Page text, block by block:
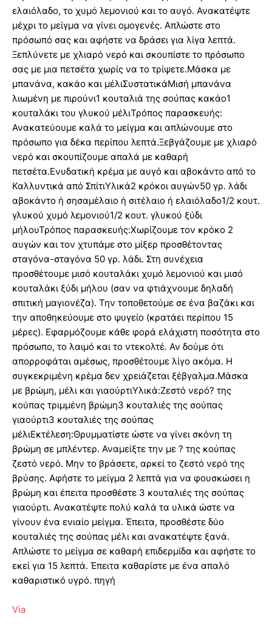
ελαιόλαδο, το χυμό λεμονιού και το αυγό. Ανακατέψτε
μέχρι το μείγμα να γίνει ομογενές. Απλώστε στο
πρόσωπό σας και αφήστε να δράσει για λίγα λεπτά.
Ξεπλύνετε με χλιαρό νερό και σκουπίστε το πρόσωπο
σας με μια πετσέτα χωρίς να το τρίψετε.Μάσκα με
μπανάνα, κακάο και μέλιΣυστατικάΜισή μπανάνα
λιωμένη με πιρούνι1 κουταλιά της σούπας κακάο1
κουταλάκι του γλυκού μέλιΤρόπος παρασκευής:
Ανακατεύουμε καλά το μείγμα και απλώνουμε στο
πρόσωπο για δέκα περίπου λεπτά.Ξεβγάζουμε με χλιαρό
νερό και σκουπίζουμε απαλά με καθαρή
πετσέτα.Ενυδατική κρέμα με αυγό και αβοκάντο από το
Καλλυντικά από ΣπίτιΥλικά2 κρόκοι αυγών50 γρ. λάδι
αβοκάντο ή σησαμέλαιο ή σιτέλαιο ή ελαιόλαδο1/2 κουτ.
γλυκού χυμό λεμονιού1/2 κουτ. γλυκού ξύδι
μήλουΤρόπος παρασκευής:Χωρίζουμε τον κρόκο 2
αυγών και τον χτυπάμε στο μίξερ προσθέτοντας
σταγόνα-σταγόνα 50 γρ. λάδι. Στη συνέχεια
προσθέτουμε μισό κουταλάκι χυμό λεμονιού και μισό
κουταλάκι ξύδι μήλου (σαν να φτιάχνουμε δηλαδή
σπιτική μαγιονέζα). Την τοποθετούμε σε ένα βαζάκι και
την αποθηκεύουμε στο ψυγείο (κρατάει περίπου 15
μέρες). Εφαρμόζουμε κάθε φορά ελάχιστη ποσότητα στο
πρόσωπο, το λαιμό και το ντεκολτέ. Αν δούμε ότι
απορροφάται αμέσως, προσθέτουμε λίγο ακόμα. Η
συγκεκριμένη κρέμα δεν χρειάζεται ξέβγαλμα.Μάσκα
με βρώμη, μέλι και γιαούρτιΥλικά:Ζεστό νερό? της
κούπας τριμμένη βρώμη3 κουταλιές της σούπας
γιαούρτι3 κουταλιές της σούπας
μέλιΕκτέλεση:Θρυμματίστε ώστε να γίνει σκόνη τη
βρώμη σε μπλέντερ. Αναμείξτε την με ? της κούπας
ζεστό νερό. Μην το βράσετε, αρκεί το ζεστό νερό της
βρύσης. Αφήστε το μείγμα 2 λεπτά για να φουσκώσει η
βρώμη και έπειτα προσθέστε 3 κουταλιές της σούπας
γιαούρτι. Ανακατέψτε πολύ καλά τα υλικά ώστε να
γίνουν ένα ενιαίο μείγμα. Έπειτα, προσθέστε δύο
κουταλιές της σούπας μέλι και ανακατέψτε ξανά.
Απλώστε το μείγμα σε καθαρή επιδερμίδα και αφήστε το
εκεί για 15 λεπτά. Έπειτα καθαρίστε με ένα απαλό
καθαριστικό υγρό. πηγή
Via